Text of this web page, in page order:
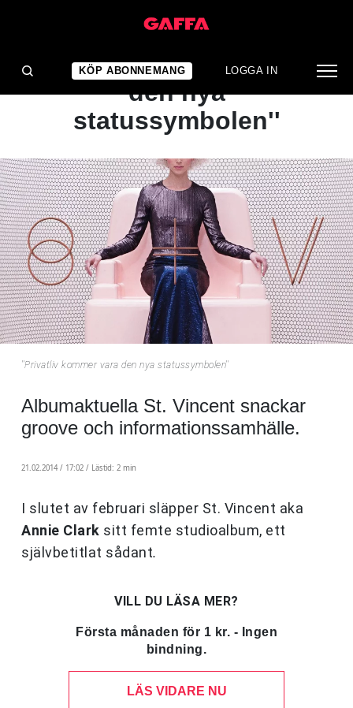
KÖP ABONNEMANG LOGGA IN
ARTIKEL
''Privatliv kommer vara
den nya
statussymbolen''
''Privatliv kommer vara den nya statussymbolen''
Albumaktuella St. Vincent snackar
groove och informationssamhälle.
21.02.2014 / 17:02 / Lästid: 2 min
I slutet av februari släpper St. Vincent aka
Annie Clark sitt femte studioalbum, ett
självbetitlat sådant.
VILL DU LÄSA MER?
Första månaden för 1 kr. - Ingen
bindning.
LÄS VIDARE NU